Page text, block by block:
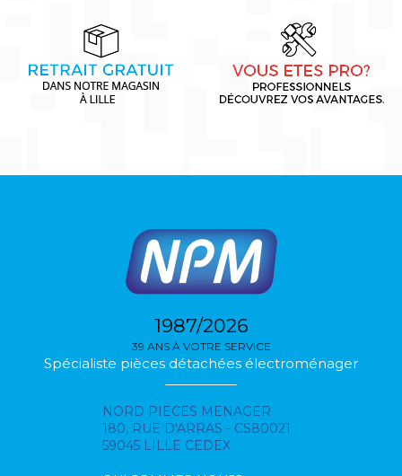
1987/2026
39 ANS À VOTRE SERVICE
Spécialiste pièces détachées électroménager
NORD PIECES MENAGER
180, RUE D'ARRAS - CS80021
59045 LILLE CEDEX